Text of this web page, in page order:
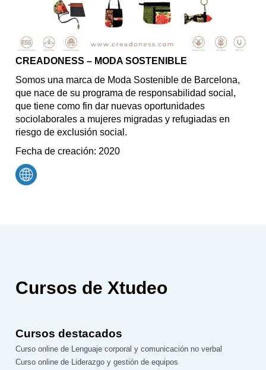
CREADONESS – MODA SOSTENIBLE
Somos una marca de Moda Sostenible de Barcelona,
que nace de su programa de responsabilidad social,
que tiene como fin dar nuevas oportunidades
sociolaborales a mujeres migradas y refugiadas en
riesgo de exclusión social.
Fecha de creación: 2020
Cursos de Xtudeo
Cursos destacados
Curso online de Lenguaje corporal y comunicación no verbal
Curso online de Liderazgo y gestión de equipos